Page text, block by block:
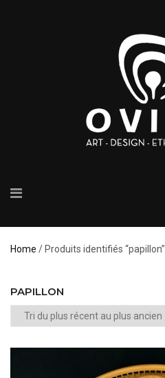
Home / Produits identifiés “papillon”
PAPILLON